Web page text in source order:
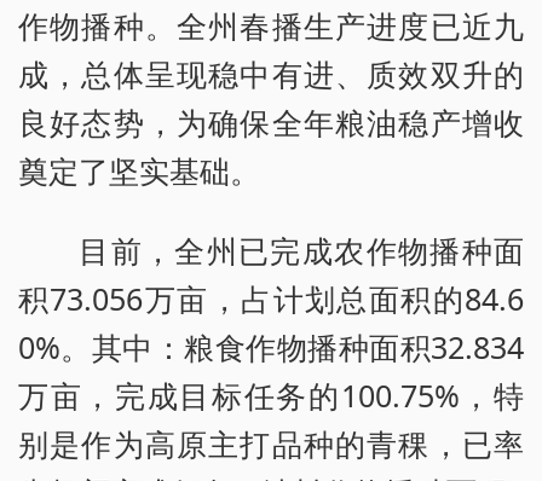
作物播种。全州春播生产进度已近九
成，总体呈现稳中有进、质效双升的
良好态势，为确保全年粮油稳产增收
奠定了坚实基础。
目前，全州已完成农作物播种面
积73.056万亩，占计划总面积的84.6
0%。其中：粮食作物播种面积32.834
万亩，完成目标任务的100.75%，特
别是作为高原主打品种的青稞，已率